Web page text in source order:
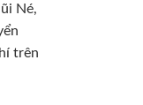
Né,
trên